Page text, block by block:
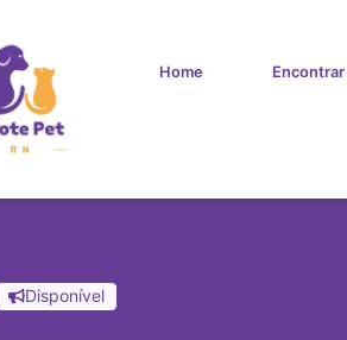
Home
Disponível